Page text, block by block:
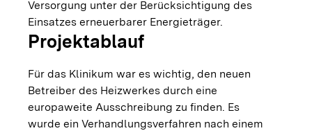
Versorgung unter der Berücksichtigung des
Einsatzes erneuerbarer Energieträger.
Projektablauf
Für das Klinikum war es wichtig, den neuen
Betreiber des Heizwerkes durch eine
europaweite Ausschreibung zu finden. Es
wurde ein Verhandlungsverfahren nach einem